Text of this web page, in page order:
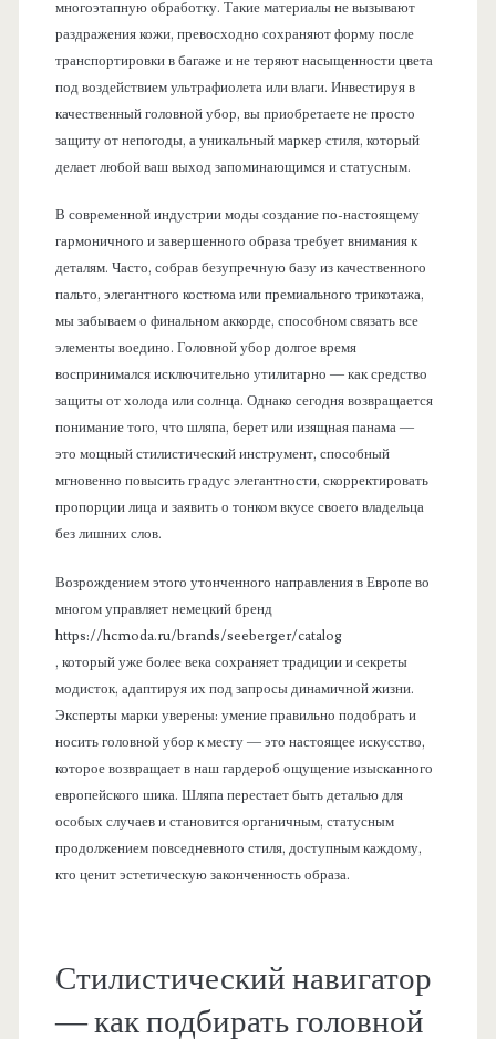
многоэтапную обработку. Такие материалы не вызывают
раздражения кожи, превосходно сохраняют форму после
транспортировки в багаже и не теряют насыщенности цвета
под воздействием ультрафиолета или влаги. Инвестируя в
качественный головной убор, вы приобретаете не просто
защиту от непогоды, а уникальный маркер стиля, который
делает любой ваш выход запоминающимся и статусным.
В современной индустрии моды создание по-настоящему
гармоничного и завершенного образа требует внимания к
деталям. Часто, собрав безупречную базу из качественного
пальто, элегантного костюма или премиального трикотажа,
мы забываем о финальном аккорде, способном связать все
элементы воедино. Головной убор долгое время
воспринимался исключительно утилитарно — как средство
защиты от холода или солнца. Однако сегодня возвращается
понимание того, что шляпа, берет или изящная панама —
это мощный стилистический инструмент, способный
мгновенно повысить градус элегантности, скорректировать
пропорции лица и заявить о тонком вкусе своего владельца
без лишних слов.
Возрождением этого утонченного направления в Европе во
многом управляет немецкий бренд
https://hcmoda.ru/brands/seeberger/catalog
, который уже более века сохраняет традиции и секреты
модисток, адаптируя их под запросы динамичной жизни.
Эксперты марки уверены: умение правильно подобрать и
носить головной убор к месту — это настоящее искусство,
которое возвращает в наш гардероб ощущение изысканного
европейского шика. Шляпа перестает быть деталью для
особых случаев и становится органичным, статусным
продолжением повседневного стиля, доступным каждому,
кто ценит эстетическую законченность образа.
Стилистический навигатор
— как подбирать головной